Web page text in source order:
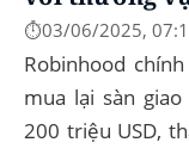
⏱️03/06/2025,
Robinhood
mua lại sàn
200 triệu USD,